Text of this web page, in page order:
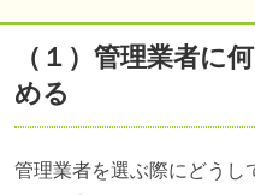
（１）管理業者に
める
管理業者を選ぶ際にどうし